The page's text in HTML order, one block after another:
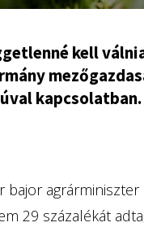
kell
kapcsolatban.
bajor
29 százalékát